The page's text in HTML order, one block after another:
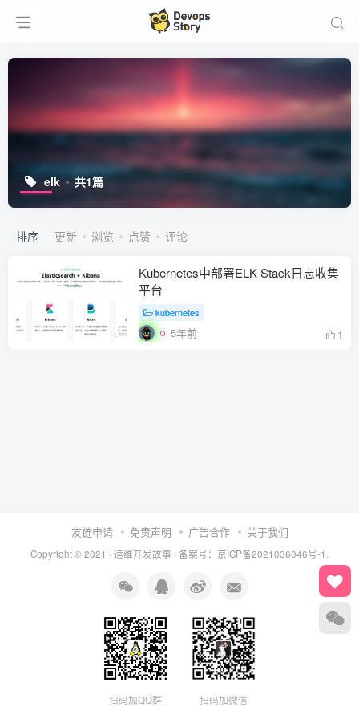
elk 共1篇
排序 更新 浏览 点赞 评论
Kubernetes中部署ELK Stack日志收集
平台
kubernetes
5年前 1
友链申请 免责声明 广告合作 关于我们
Copyright © 2021 · 运维开发故事 · 备案号：京ICP备2021036046号-1.
扫码加QQ群 扫码加微信